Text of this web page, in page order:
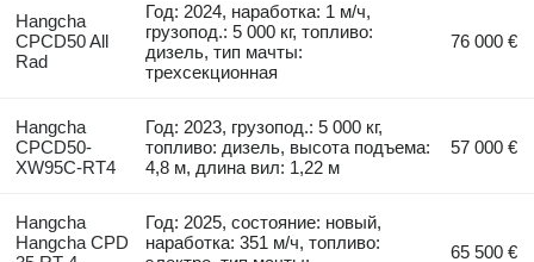
Hangcha
CPCD50 All
Rad
Год: 2024, наработка: 1 м/ч,
грузопод.: 5 000 кг, топливо:
дизель, тип мачты:
трехсекционная
76 000 €
Hangcha
CPCD50-
XW95C-RT4
Год: 2023, грузопод.: 5 000 кг,
топливо: дизель, высота подъема:
4,8 м, длина вил: 1,22 м
57 000 €
Hangcha
Hangcha CPD
Год: 2025, состояние: новый,
наработка: 351 м/ч, топливо:
65 500 €